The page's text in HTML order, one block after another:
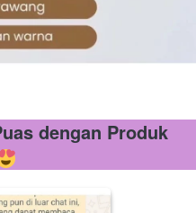
dengan Produk